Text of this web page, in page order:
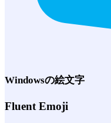
Windowsの絵文字
Fluent Emoji